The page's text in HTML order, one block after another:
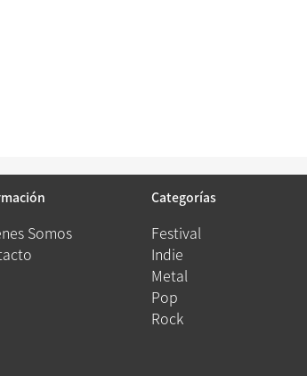
Somos
Categorías
Festival
Indie
Metal
Pop
Rock